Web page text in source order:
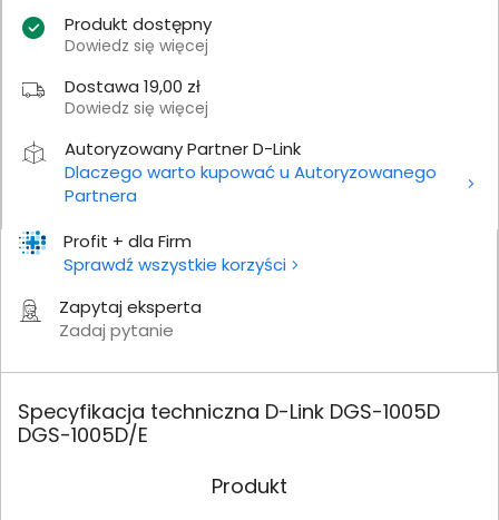
Profit + dla Firm
Sprawdź wszystkie korzyści
Zapytaj eksperta
Zadaj pytanie
Produkt dostępny
Dowiedz się więcej
Dostawa 19,00 zł
Dowiedz się więcej
Autoryzowany Partner D-Link
Dlaczego warto kupować u Autoryzowanego
Partnera
Specyfikacja techniczna D-Link DGS-1005D
DGS-1005D/E
Produkt